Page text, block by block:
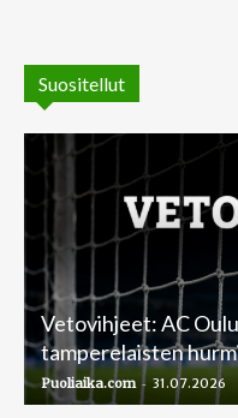
Suositellut
Vetovihjeet: AC
tamperelaisten
Puoliaika.com - 31.07.2026